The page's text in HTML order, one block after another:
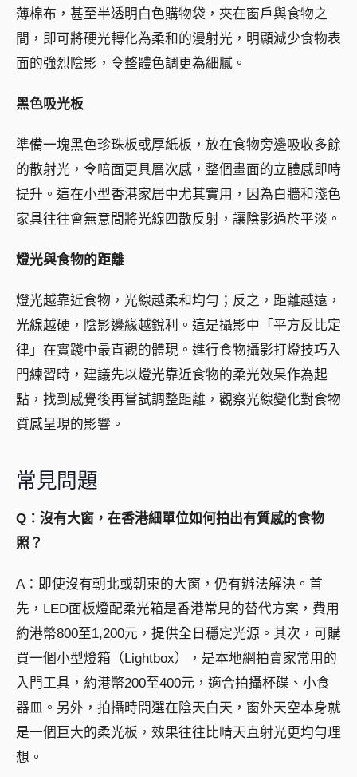
薄棉布，甚至半透明白色購物袋，夾在窗戶與食物之
間，即可將硬光轉化為柔和的漫射光，明顯減少食物表
面的強烈陰影，令整體色調更為細膩。
黑色吸光板
準備一塊黑色珍珠板或厚紙板，放在食物旁邊吸收多餘
的散射光，令暗面更具層次感，整個畫面的立體感即時
提升。這在小型香港家居中尤其實用，因為白牆和淺色
家具往往會無意間將光線四散反射，讓陰影過於平淡。
燈光與食物的距離
燈光越靠近食物，光線越柔和均勻；反之，距離越遠，
光線越硬，陰影邊緣越銳利。這是攝影中「平方反比定
律」在實踐中最直觀的體現。進行食物攝影打燈技巧入
門練習時，建議先以燈光靠近食物的柔光效果作為起
點，找到感覺後再嘗試調整距離，觀察光線變化對食物
質感呈現的影響。
常見問題
Q：沒有大窗，在香港細單位如何拍出有質感的食物
照？
A：即使沒有朝北或朝東的大窗，仍有辦法解決。首
先，LED面板燈配柔光箱是香港常見的替代方案，費用
約港幣800至1,200元，提供全日穩定光源。其次，可購
買一個小型燈箱（Lightbox），是本地網拍賣家常用的
入門工具，約港幣200至400元，適合拍攝杯碟、小食
器皿。另外，拍攝時間選在陰天白天，窗外天空本身就
是一個巨大的柔光板，效果往往比晴天直射光更均勻理
想。